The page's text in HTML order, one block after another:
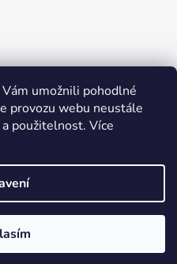
umožnili pohodlné
provozu webu neustále
použitelnost. Více
Shoptet
. Všechna práva vyhrazena.